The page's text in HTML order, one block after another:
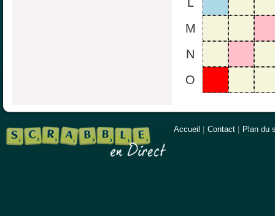
L
M
N
O
Accueil Contact Plan du